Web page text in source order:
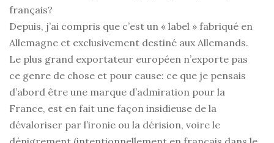
français?
Depuis, j’ai compris que c’est un « label » fabriqué en
Allemagne et exclusivement destiné aux Allemands.
Le plus grand exportateur européen n’exporte pas
ce genre de chose et pour cause: ce que je pensais
d’abord être une marque d’admiration pour la
France, est en fait une façon insidieuse de la
dévaloriser par l’ironie ou la dérision, voire le